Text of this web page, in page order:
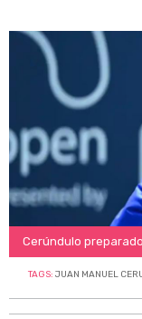
Cerúndulo
TAGS: JUAN MANUEL